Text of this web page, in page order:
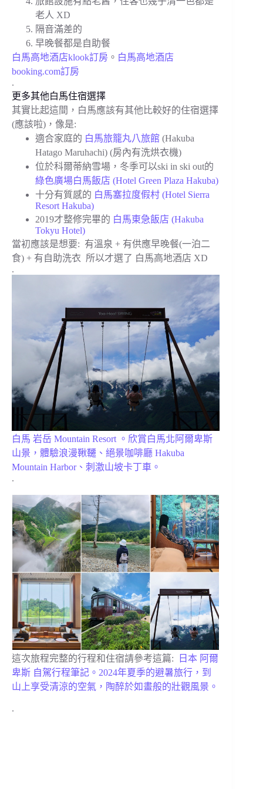
老人 XD
隔音滿差的
早晚餐都是自助餐
白馬高地酒店klook訂房 。 白馬高地酒店
booking.com訂房
.
更多其他白馬住宿選擇
其實比起這間，白馬應該有其他比較好的住宿選擇
(應該啦)，像是:
適合家庭的 白馬旅籠丸八旅館 (Hakuba
Hatago Maruhachi) (房內有洗烘衣機)
位於科爾蒂納雪場，冬季可以ski in ski out的
綠色廣場白馬飯店 (Hotel Green Plaza Hakuba)
十分有質感的 白馬塞拉度假村 (Hotel Sierra
Resort Hakuba)
2019才整修完畢的 白馬東急飯店 (Hakuba
Tokyu Hotel)
當初應該是想要: 有溫泉 + 有供應早晚餐(一泊二
食) + 有自助洗衣 所以才選了 白馬高地酒店 XD
.
白馬 岩岳 Mountain Resort 。欣賞白馬北阿爾卑斯
山景，體驗浪漫鞦韆、絕景咖啡廳 Hakuba
Mountain Harbor、刺激山坡卡丁車。
.
這次旅程完整的行程和住宿請參考這篇:
日本 阿爾
卑斯 自駕行程筆記。2024年夏季的避暑旅行，到
山上享受清涼的空氣，陶醉於如畫般的壯觀風景。
.